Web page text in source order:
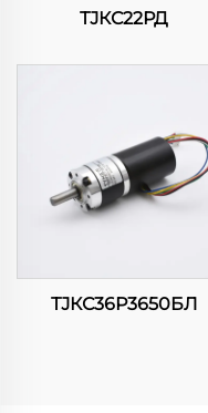
ТЈКС22РД
ТЈКС36Р3650БЛ